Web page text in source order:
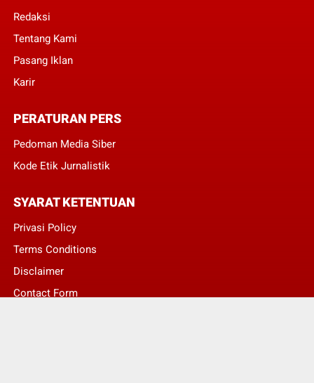
Redaksi
Tentang Kami
Pasang Iklan
Karir
PERATURAN PERS
Pedoman Media Siber
Kode Etik Jurnalistik
SYARAT KETENTUAN
Privasi Policy
Terms Conditions
Disclaimer
Contact Form